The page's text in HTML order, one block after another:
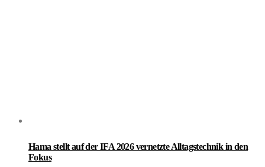
Hama stellt auf der IFA 2026 vernetzte Alltagstechnik in den
Fokus